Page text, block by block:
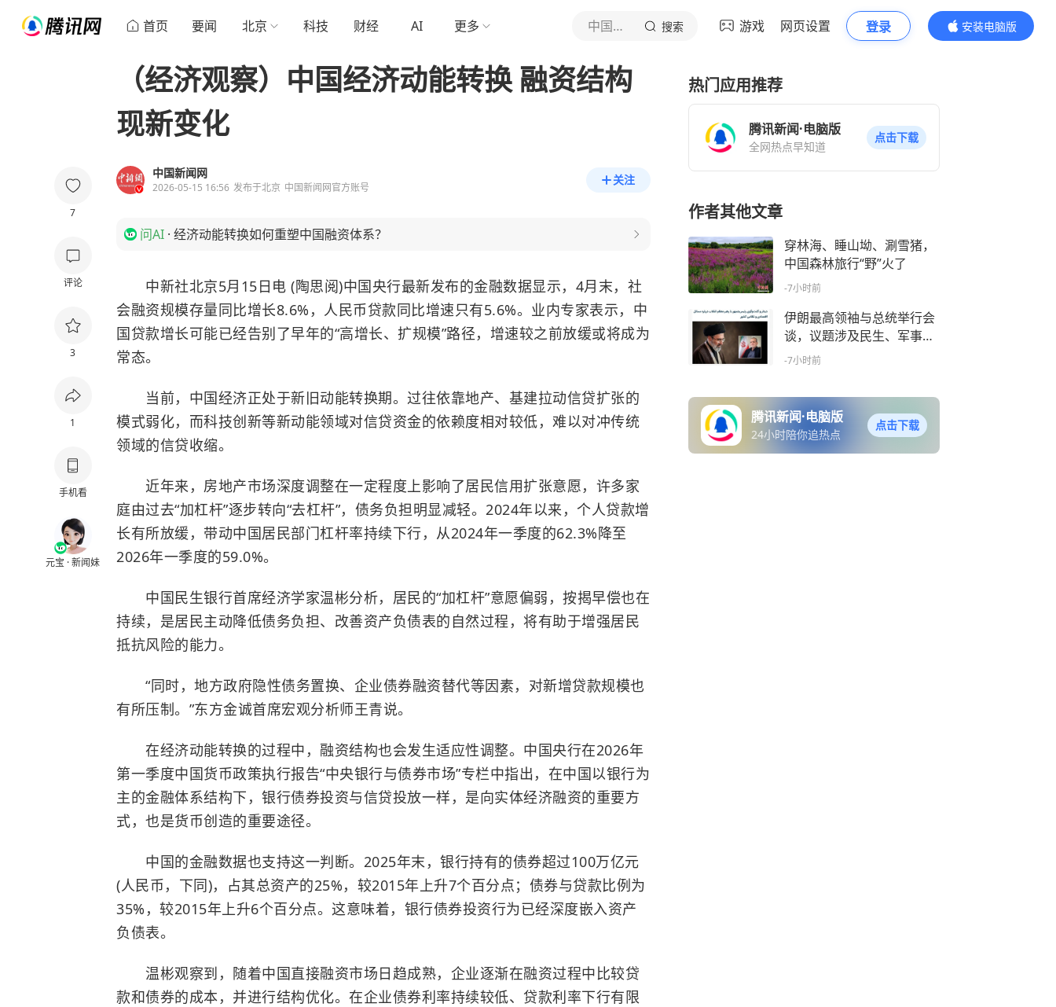
首页 要闻 北京 科技 财经 AI 更多 中国新闻网 搜索 游戏 网页设置 登录
安装电脑版
内容更精彩
7
评论
3
1
手机看
元宝 · 新闻妹
（经济观察）中国经济动能转换 融资结构
现新变化
中国新闻网
2026-05-15 16:56 发布于北京 中国新闻网官方账号
关注
问AI · 经济动能转换如何重塑中国融资体系？
中新社北京5月15日电 (陶思阅)中国央行最新发布的金融数据显示，4月末，社
会融资规模存量同比增长8.6%，人民币贷款同比增速只有5.6%。业内专家表示，中
国贷款增长可能已经告别了早年的“高增长、扩规模”路径，增速较之前放缓或将成为
常态。
当前，中国经济正处于新旧动能转换期。过往依靠地产、基建拉动信贷扩张的
模式弱化，而科技创新等新动能领域对信贷资金的依赖度相对较低，难以对冲传统
领域的信贷收缩。
近年来，房地产市场深度调整在一定程度上影响了居民信用扩张意愿，许多家
庭由过去“加杠杆”逐步转向“去杠杆”，债务负担明显减轻。2024年以来，个人贷款增
长有所放缓，带动中国居民部门杠杆率持续下行，从2024年一季度的62.3%降至
2026年一季度的59.0%。
中国民生银行首席经济学家温彬分析，居民的“加杠杆”意愿偏弱，按揭早偿也在
持续，是居民主动降低债务负担、改善资产负债表的自然过程，将有助于增强居民
抵抗风险的能力。
“同时，地方政府隐性债务置换、企业债券融资替代等因素，对新增贷款规模也
有所压制。”东方金诚首席宏观分析师王青说。
在经济动能转换的过程中，融资结构也会发生适应性调整。中国央行在2026年
第一季度中国货币政策执行报告“中央银行与债券市场”专栏中指出，在中国以银行为
主的金融体系结构下，银行债券投资与信贷投放一样，是向实体经济融资的重要方
式，也是货币创造的重要途径。
中国的金融数据也支持这一判断。2025年末，银行持有的债券超过100万亿元
(人民币，下同)，占其总资产的25%，较2015年上升7个百分点；债券与贷款比例为
35%，较2015年上升6个百分点。这意味着，银行债券投资行为已经深度嵌入资产
负债表。
温彬观察到，随着中国直接融资市场日趋成熟，企业逐渐在融资过程中比较贷
款和债券的成本，并进行结构优化。在企业债券利率持续较低、贷款利率下行有限
热门应用推荐
腾讯新闻·电脑版
全网热点早知道
点击下载
作者其他文章
穿林海、睡山坳、涮雪猪，
中国森林旅行“野”火了
-7小时前
伊朗最高领袖与总统举行会
谈，议题涉及民生、军事与
能源
-7小时前
腾讯新闻·电脑版
24小时陪你追热点
点击下载